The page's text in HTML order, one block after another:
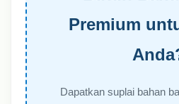
Premium
Dapatkan suplai bahan